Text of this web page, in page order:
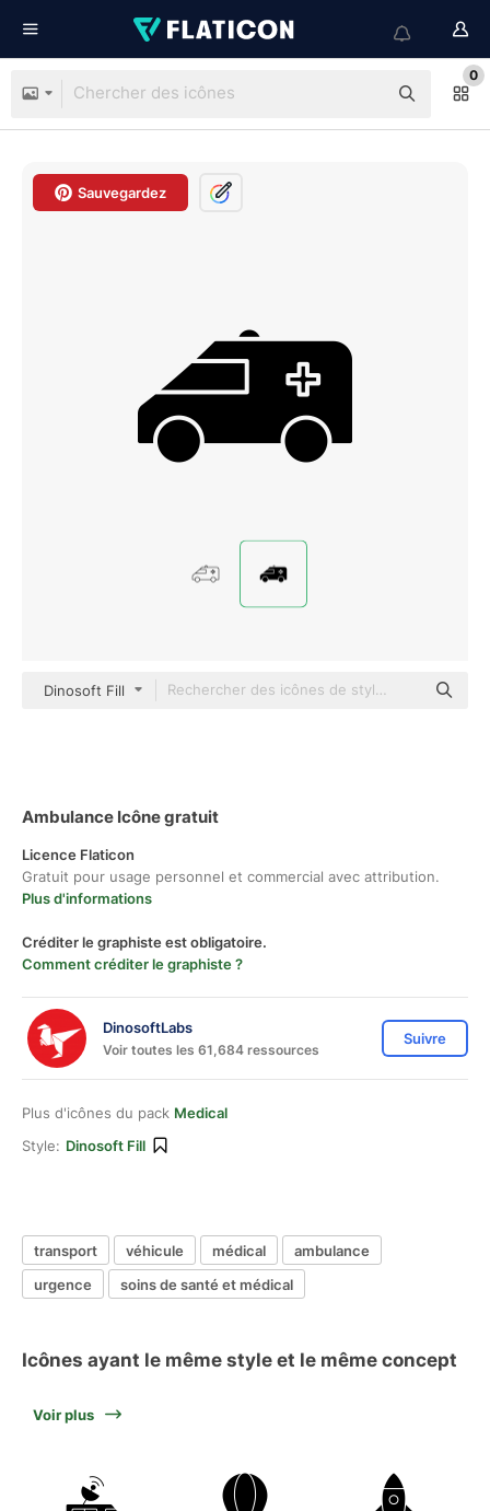
0
Sauvegardez
Dinosoft Fill
Ambulance Icône gratuit
Licence Flaticon
Gratuit pour usage personnel et commercial avec attribution.
Plus d'informations
Créditer le graphiste est obligatoire.
Comment créditer le graphiste ?
DinosoftLabs
Voir toutes les 61,684 ressources
Suivre
Plus d'icônes du pack Medical
Style: Dinosoft Fill
transport véhicule médical
ambulance
urgence
soins de santé et médical
Icônes ayant le même style et le même concept
Voir plus